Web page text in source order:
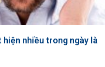
hiện nhiều trong ngày là